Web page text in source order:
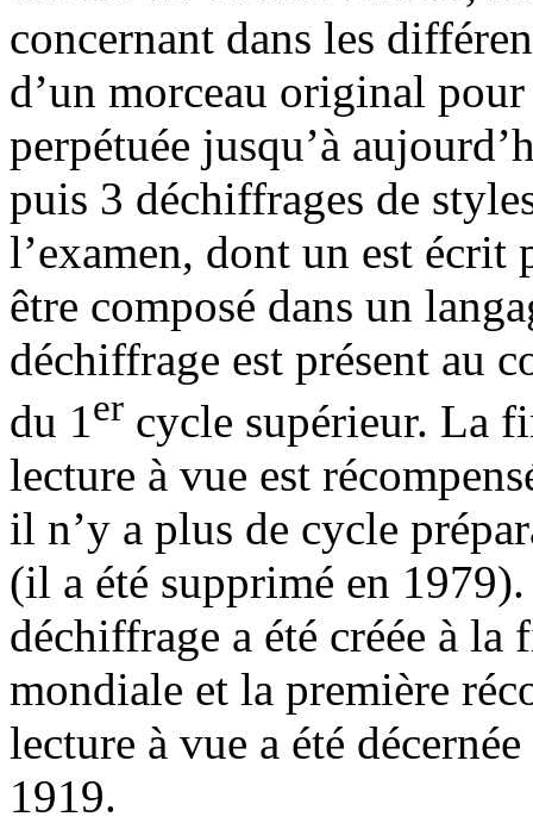
concernant dans les
d’un morceau original
perpétuée jusqu’à
puis 3 déchiffrages de
l’examen, dont un est écrit
être composé dans un
déchiffrage est présent au
du 1 er cycle supérieur. La
lecture à vue est
il n’y a plus de cycle
(il a été supprimé en
déchiffrage a été créée à la
mondiale et la première
lecture à vue a été
1919.